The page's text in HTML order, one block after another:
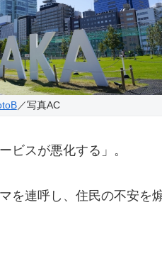
／写真AC
ビスが悪化する」。
を連呼し、住民の不安を